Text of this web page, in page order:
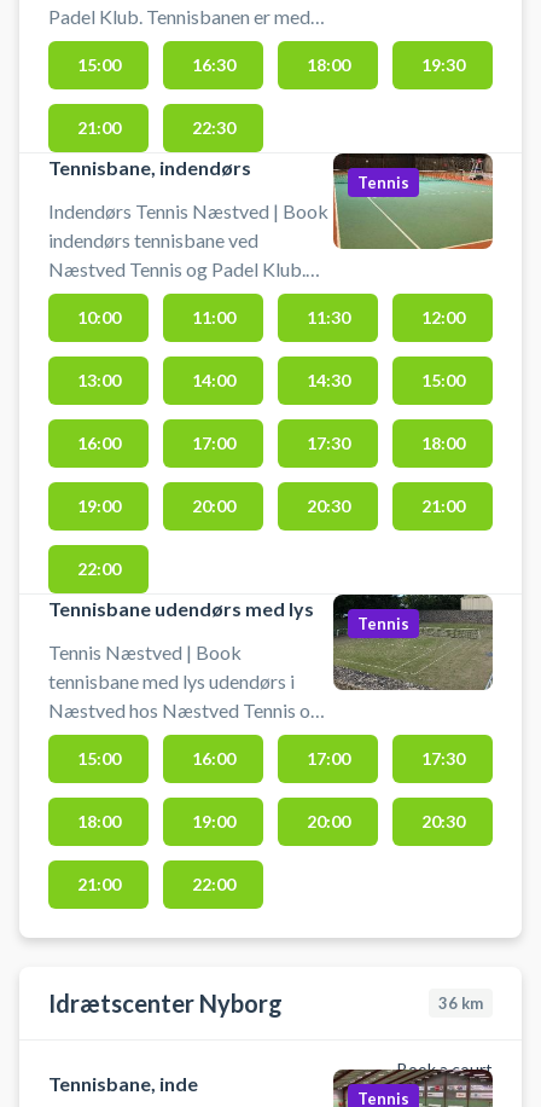
Padel Klub. Tennisbanen er med
sand på kunstgræs. Du kan i
klubhus låne ketcher og bolde.
15:00 16:30 18:00 19:30
21:00 22:30
Tennisbane, indendørs
Indendørs Tennis Næstved | Book
indendørs tennisbane ved
Næstved Tennis og Padel Klub.
Book en tennisbane og spil tennis
indendørs i Næstved på
tennisbanerne i tennishallen hos
Næstved Tennis og Padel Klub.
Der er gratis parkering foran
tennishallen i Næstved, som du
finder på Nygårdsvej 102, 4700
Næstved - nemt for tennisspillere
som kommer i bil. #Book-tennis-
næstved #Tennis-indendørs-
næstved
Tennis
10:00 11:00 11:30 12:00
13:00 14:00 14:30 15:00
16:00 17:00 17:30 18:00
19:00 20:00 20:30 21:00
22:00
Tennisbane udendørs med lys
Tennis Næstved | Book
tennisbane med lys udendørs i
Næstved hos Næstved Tennis og
Padel Klub. Tennisbanen er med
sand på kunstgræs. Lej en
tennisbane og spil tennis i
Næstved på udendørsbaner med
lys i tennisklubben. Tennisbanen er
med sand på kunstgræs. Du kan i
klubhus låne ketcher og bolde.
Tennis
15:00 16:00 17:00 17:30
18:00 19:00 20:00 20:30
21:00 22:00
Idrætscenter Nyborg 36 km
Book a court
Tennisbane, inde
Tennis